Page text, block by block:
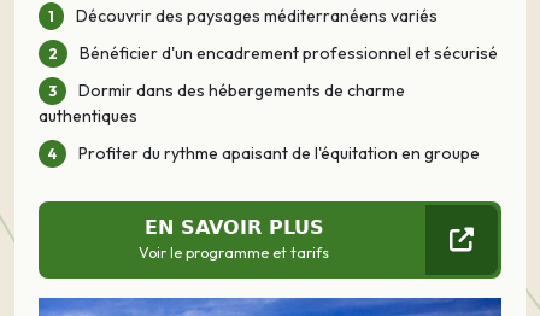
Découvrir des paysages méditerranéens variés
Bénéficier d'un encadrement professionnel et sécurisé
Dormir dans des hébergements de charme
authentiques
Profiter du rythme apaisant de l'équitation en groupe
EN SAVOIR PLUS
Voir le programme et tarifs